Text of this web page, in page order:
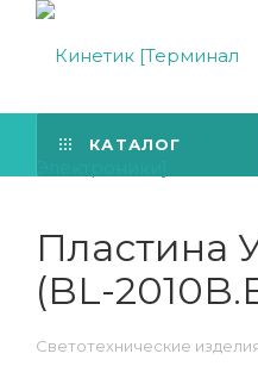
КАТАЛОГ
Пластина
(BL-
Светотехнические